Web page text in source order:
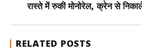
रास्ते में रुकी मोनोरेल, क्रेन से
RELATED POSTS